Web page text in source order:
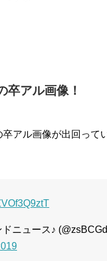
卒アル画像！
アル画像が出回って
ニュース♪